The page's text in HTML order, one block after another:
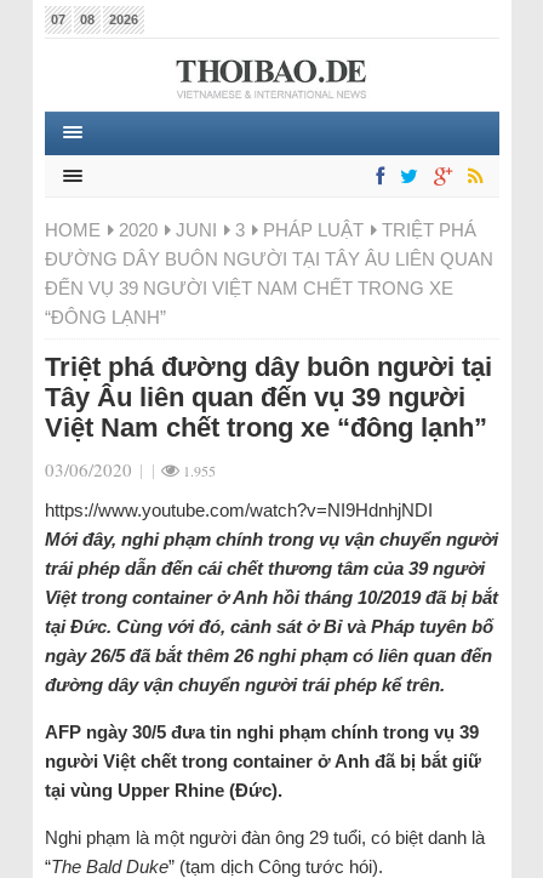
07 08 2026
HOME 2020 JUNI 3 PHÁP LUẬT
TRIỆT PHÁ
ĐƯỜNG DÂY BUÔN NGƯỜI TẠI TÂY ÂU LIÊN QUAN
ĐẾN VỤ 39 NGƯỜI VIỆT NAM CHẾT TRONG XE
“ĐÔNG LẠNH”
Triệt phá đường dây buôn người tại
Tây Âu liên quan đến vụ 39 người
Việt Nam chết trong xe “đông lạnh”
03/06/2020 | | 1.955
https://www.youtube.com/watch?v=NI9HdnhjNDI
Mới đây, nghi phạm chính trong vụ vận chuyển người
trái phép dẫn đến cái chết thương tâm của 39 người
Việt trong container ở Anh hồi tháng 10/2019 đã bị bắt
tại Đức. Cùng với đó, cảnh sát ở Bỉ và Pháp tuyên bố
ngày 26/5 đã bắt thêm 26 nghi phạm có liên quan đến
đường dây vận chuyển người trái phép kể trên.
AFP ngày 30/5 đưa tin nghi phạm chính trong vụ 39
người Việt chết trong container ở Anh đã bị bắt giữ
tại vùng Upper Rhine (Đức).
Nghi phạm là một người đàn ông 29 tuổi, có biệt danh là
“The Bald Duke” (tạm dịch Công tước hói).